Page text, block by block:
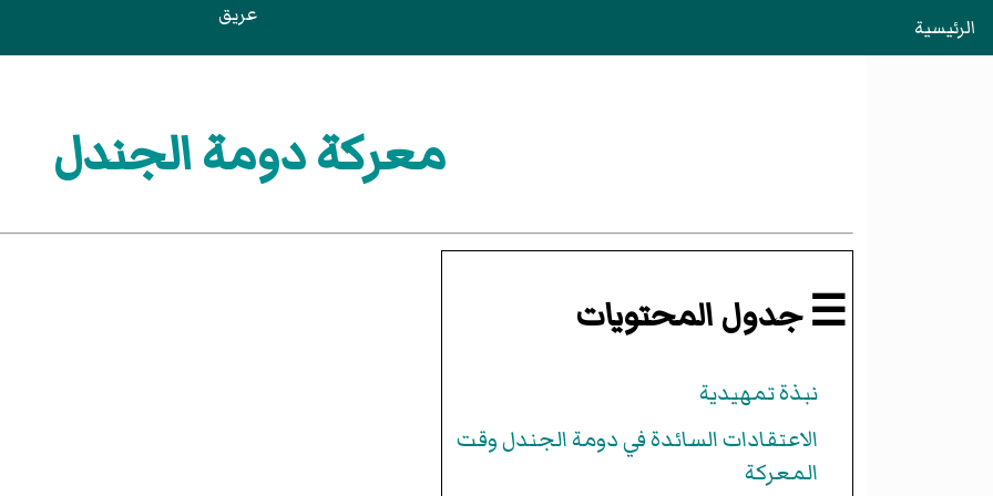
الرئيسية عريق
معركة دومة الجندل
☰ جدول المحتويات
نبذة تمهيدية
الاعتقادات السائدة في دومة الجندل وقت
المعركة